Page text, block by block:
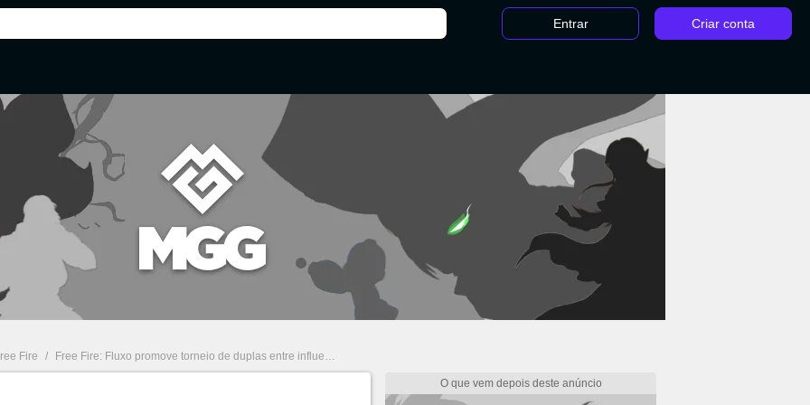
Entrar Criar conta
Fire / Free Fire: Fluxo promove torneio de duplas entre influenciadores